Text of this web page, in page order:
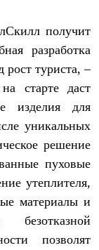
получит
разработка
рост туриста, –
старте даст
изделия для
уникальных
решение
пуховые
утеплителя,
материалы и
безотказной
позволят